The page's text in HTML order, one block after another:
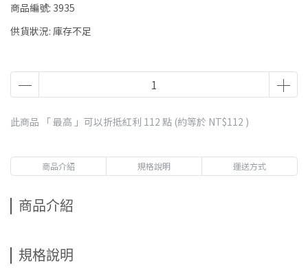
商品編號: 3935
供貨狀況: 庫存不足
此商品 「 最高 」可以折抵紅利 112 點 (約等於 NT$112 )
商品介紹 規格說明 運送方式
商品介紹
規格說明